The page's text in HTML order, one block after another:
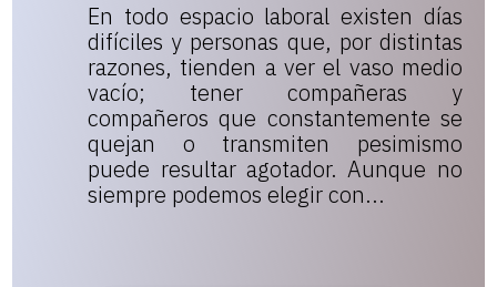
En todo espacio laboral existen días
difíciles y personas que, por distintas
razones, tienden a ver el vaso medio
vacío; tener compañeras y
compañeros que constantemente se
quejan o transmiten pesimismo
puede resultar agotador. Aunque no
siempre podemos elegir con...